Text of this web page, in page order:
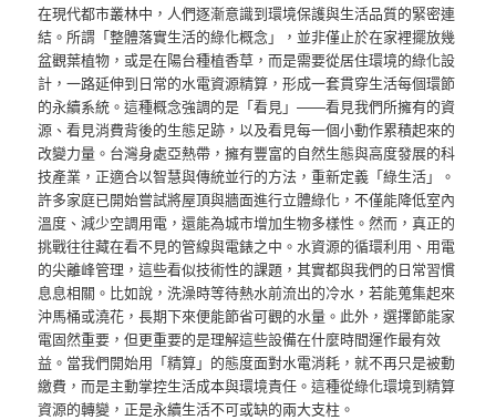
在現代都市叢林中，人們逐漸意識到環境保護與生活品質的緊密連
結。所謂「整體落實生活的綠化概念」，並非僅止於在家裡擺放幾
盆觀葉植物，或是在陽台種植香草，而是需要從居住環境的綠化設
計，一路延伸到日常的水電資源精算，形成一套貫穿生活每個環節
的永續系統。這種概念強調的是「看見」——看見我們所擁有的資
源、看見消費背後的生態足跡，以及看見每一個小動作累積起來的
改變力量。台灣身處亞熱帶，擁有豐富的自然生態與高度發展的科
技產業，正適合以智慧與傳統並行的方法，重新定義「綠生活」。
許多家庭已開始嘗試將屋頂與牆面進行立體綠化，不僅能降低室內
溫度、減少空調用電，還能為城市增加生物多樣性。然而，真正的
挑戰往往藏在看不見的管線與電錶之中。水資源的循環利用、用電
的尖離峰管理，這些看似技術性的課題，其實都與我們的日常習慣
息息相關。比如說，洗澡時等待熱水前流出的冷水，若能蒐集起來
沖馬桶或澆花，長期下來便能節省可觀的水量。此外，選擇節能家
電固然重要，但更重要的是理解這些設備在什麼時間運作最有效
益。當我們開始用「精算」的態度面對水電消耗，就不再只是被動
繳費，而是主動掌控生活成本與環境責任。這種從綠化環境到精算
資源的轉變，正是永續生活不可或缺的兩大支柱。